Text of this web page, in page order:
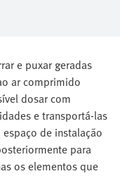
e puxar geradas
ar comprimido
dosar com
e transportá-las
de instalação
para
os elementos que